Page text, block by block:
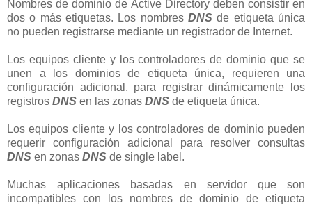
Nombres de dominio de Active Directory deben consistir en
dos o más etiquetas. Los nombres DNS de etiqueta única
no pueden registrarse mediante un registrador de Internet.
Los equipos cliente y los controladores de dominio que se
unen a los dominios de etiqueta única, requieren una
configuración adicional, para registrar dinámicamente los
registros DNS en las zonas DNS de etiqueta única.
Los equipos cliente y los controladores de dominio pueden
requerir configuración adicional para resolver consultas
DNS en zonas DNS de single label.
Muchas aplicaciones basadas en servidor que son
incompatibles con los nombres de dominio de etiqueta